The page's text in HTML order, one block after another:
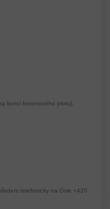
konci betonového plotu).
telefonicky na čísle +420